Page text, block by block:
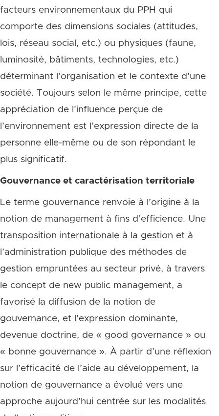
facteurs environnementaux du PPH qui
comporte des dimensions sociales (attitudes,
lois, réseau social, etc.) ou physiques (faune,
luminosité, bâtiments, technologies, etc.)
déterminant l’organisation et le contexte d’une
société. Toujours selon le même principe, cette
appréciation de l’influence perçue de
l’environnement est l’expression directe de la
personne elle-même ou de son répondant le
plus significatif.
Gouvernance et caractérisation territoriale
Le terme gouvernance renvoie à l’origine à la
notion de management à fins d’efficience. Une
transposition internationale à la gestion et à
l’administration publique des méthodes de
gestion empruntées au secteur privé, à travers
le concept de new public management, a
favorisé la diffusion de la notion de
gouvernance, et l’expression dominante,
devenue doctrine, de « good governance » ou
« bonne gouvernance ». À partir d’une réflexion
sur l’efficacité de l’aide au développement, la
notion de gouvernance a évolué vers une
approche aujourd’hui centrée sur les modalités